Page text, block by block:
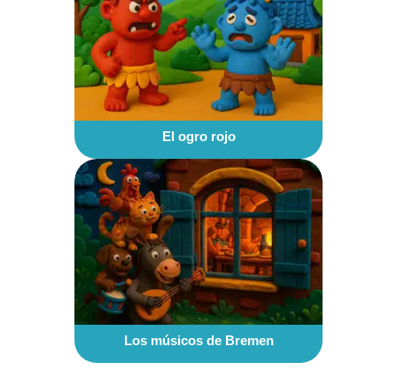
El ogro rojo
Los músicos de Bremen